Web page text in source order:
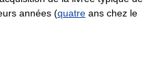
années (quatre ans chez le